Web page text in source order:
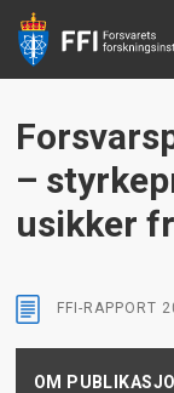
Hopp til
–
usikker
FFI-RAPPORT
OM